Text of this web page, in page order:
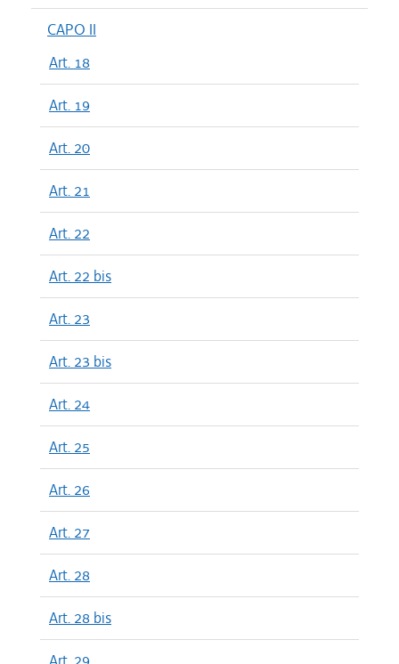
CAPO II
Art. 18
Art. 19
Art. 20
Art. 21
Art. 22
Art. 22 bis
Art. 23
Art. 23 bis
Art. 24
Art. 25
Art. 26
Art. 27
Art. 28
Art. 28 bis